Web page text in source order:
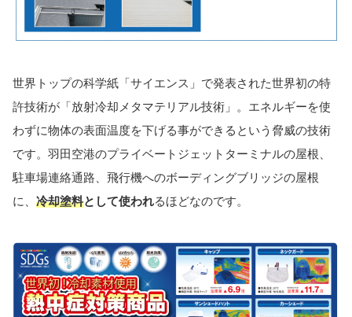
世界トップの科学紙「サイエンス」で発表された世界初の特
許技術が「放射冷却メタマテリアル技術」。エネルギーを使
わずに物体の表面温度を下げる事ができるという脅威の技術
です。羽田空港のプライベートジェットターミナルの屋根、
駐車場連絡通路、飛行機へのボーディングブリッジの屋根
に、 冷却塗料として使われるほどなのです。